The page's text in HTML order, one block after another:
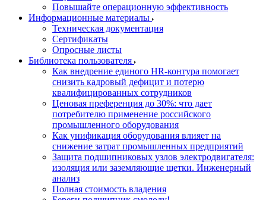
Повышайте операционную эффективность
Информационные материалы
Техническая документация
Сертификаты
Опросные листы
Библиотека пользователя
Как внедрение единого HR-контура помогает
снизить кадровый дефицит и потерю
квалифицированных сотрудников
Ценовая преференция до 30%: что дает
потребителю применение российского
промышленного оборудования
Как унификация оборудования влияет на
снижение затрат промышленных предприятий
Защита подшипниковых узлов электродвигателя:
изоляция или заземляющие щетки. Инженерный
анализ
Полная стоимость владения